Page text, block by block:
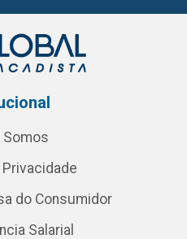
Somos
do Consumidor
Salarial